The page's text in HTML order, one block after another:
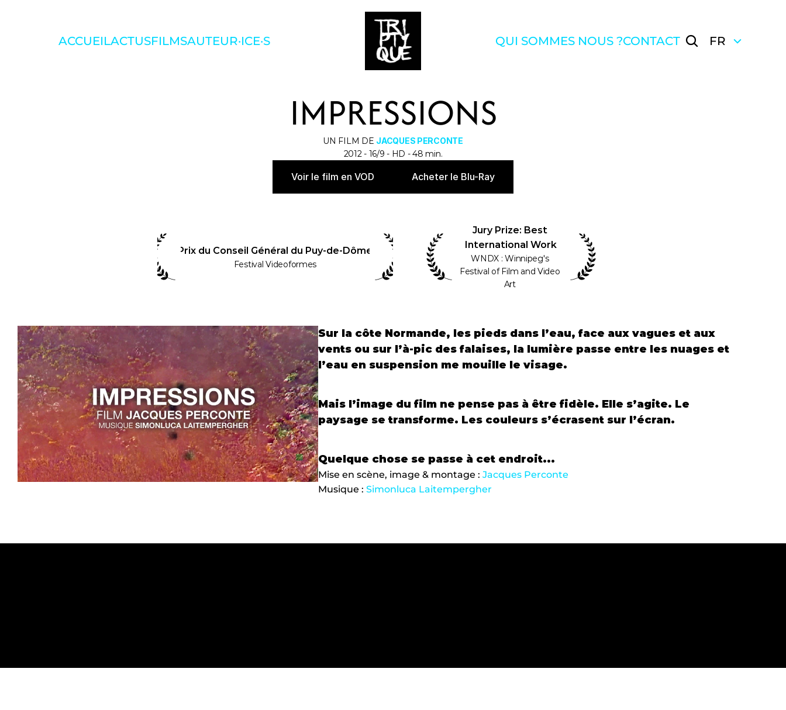
ACCUEILACTUSFILMSAUTEUR·ICE·S QUI SOMMES NOUS ?CONTACT FR
IMPRESSIONS
UN FILM DE JACQUES PERCONTE
2012 - 16/9 - HD - 48 min.
Voir le film en VOD Acheter le Blu-Ray
Prix du Conseil Général du Puy-de-Dôme
Festival Videoformes
Jury Prize: Best
International Work
WNDX : Winnipeg's
Festival of Film and Video
Art
Sur la côte Normande, les pieds dans l’eau, face aux vagues et aux
vents ou sur l’à-pic des falaises, la lumière passe entre les nuages et
l’eau en suspension me mouille le visage.
Mais l’image du film ne pense pas à être fidèle. Elle s’agite. Le
paysage se transforme. Les couleurs s’écrasent sur l’écran.
Quelque chose se passe à cet endroit...
Mise en scène, image & montage : Jacques Perconte
Musique : Simonluca Laitempergher